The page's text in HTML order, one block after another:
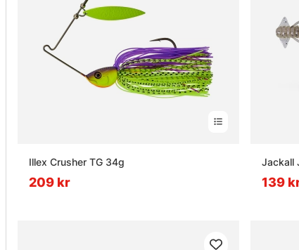
Vad är en wobbler?
Vad är ett tailbete?
Illex Crusher TG 34g
209 kr
Jackall
139